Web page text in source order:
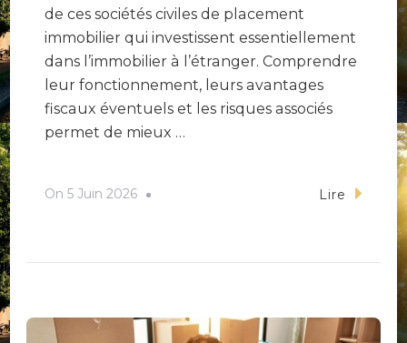
de ces sociétés civiles de placement
immobilier qui investissent essentiellement
dans l’immobilier à l’étranger. Comprendre
leur fonctionnement, leurs avantages
fiscaux éventuels et les risques associés
permet de mieux …
On 5 Juin 2026 Lire